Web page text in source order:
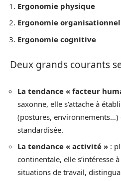
Ergonomie physique
Ergonomie
Ergonomie cognitive
Deux grands courants
La tendance « facteur
saxonne, elle s’attache à
(postures,
standardisée.
La tendance « activité » :
continentale, elle s’intéresse
situations de travail,